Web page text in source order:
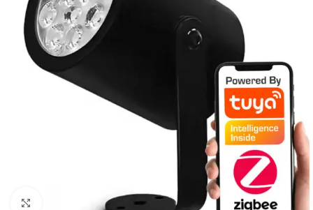
Noklikšķiniet, lai palielinātu